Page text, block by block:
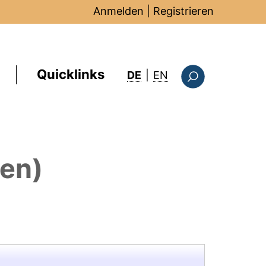
Anmelden Registrieren
Quicklinks DE EN : this page in